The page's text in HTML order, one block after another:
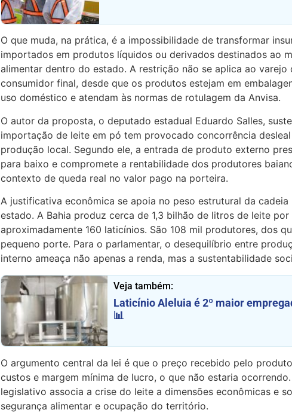
O que muda, na prática, é a impossibilidade de transformar
importados em produtos líquidos ou derivados destinados ao
alimentar dentro do estado. A restrição não se aplica ao varejo
consumidor final, desde que os produtos estejam em
uso doméstico e atendam às normas de rotulagem da Anvisa.
O autor da proposta, o deputado estadual Eduardo Salles,
importação de leite em pó tem provocado concorrência
produção local. Segundo ele, a entrada de produto externo
para baixo e compromete a rentabilidade dos produtores
contexto de queda real no valor pago na porteira.
A justificativa econômica se apoia no peso estrutural da cadeia
estado. A Bahia produz cerca de 1,3 bilhão de litros de leite por
aproximadamente 160 laticínios. São 108 mil produtores, dos
pequeno porte. Para o parlamentar, o desequilíbrio entre
interno ameaça não apenas a renda, mas a sustentabilidade
Veja também:
Laticínio Aleluia é 2º maior
📊
O argumento central da lei é que o preço recebido pelo
custos e margem mínima de lucro, o que não estaria
legislativo associa a crise do leite a dimensões econômicas e
segurança alimentar e ocupação do território.